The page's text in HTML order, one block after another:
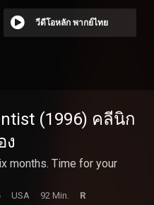
วีดีโอหลัก พากย์ไทย
(1996) คลีนิก
ง
months. Time for your
USA 92 Min.
R